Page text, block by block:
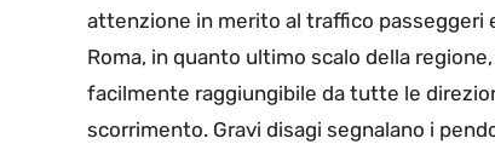
attenzione in merito al traffico passeggeri
Roma, in quanto ultimo scalo della
facilmente raggiungibile da tutte le
scorrimento. Gravi disagi segnalano i